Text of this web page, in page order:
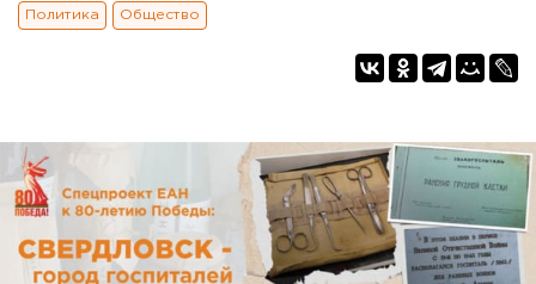
Политика Общество